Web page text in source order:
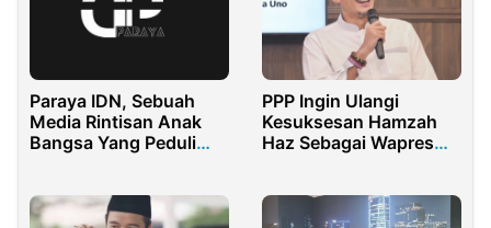
Paraya IDN, Sebuah
Media Rintisan Anak
Bangsa Yang Peduli
PPP Ingin Ulangi
Kesuksesan Hamzah
Haz Sebagai Wapres